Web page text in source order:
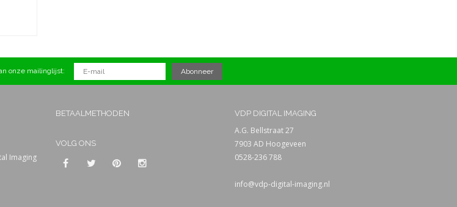
onze mailinglijst:
Imaging
BETAALMETHODEN
VOLG ONS
VDP DIGITAL IMAGING
A.G. Bellstraat 27
7903 AD Hoogeveen
0528-236 788
info@vdp-digital-imaging.nl